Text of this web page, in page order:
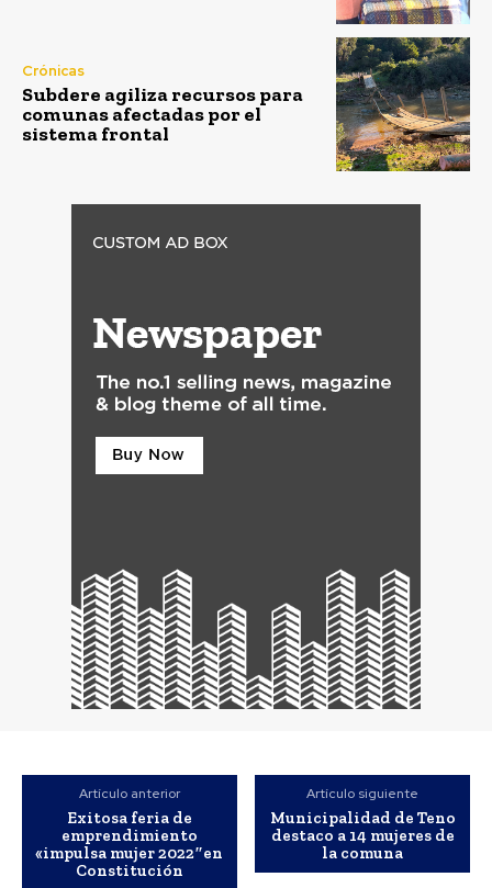
Crónicas
Subdere agiliza recursos para
comunas afectadas por el
sistema frontal
Artículo anterior
Exitosa feria de
emprendimiento
«impulsa mujer 2022″en
Constitución
Artículo siguiente
Municipalidad de Teno
destaco a 14 mujeres de
la comuna